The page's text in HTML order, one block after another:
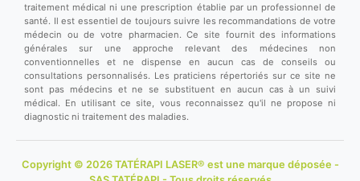
traitement médical ni une prescription établie par un professionnel de
santé. Il est essentiel de toujours suivre les recommandations de votre
médecin ou de votre pharmacien. Ce site fournit des informations
générales sur une approche relevant des médecines non
conventionnelles et ne dispense en aucun cas de conseils ou
consultations personnalisés. Les praticiens répertoriés sur ce site ne
sont pas médecins et ne se substituent en aucun cas à un suivi
médical. En utilisant ce site, vous reconnaissez qu'il ne propose ni
diagnostic ni traitement des maladies.
Copyright © 2026 TATÉRAPI LASER® est une marque déposée -